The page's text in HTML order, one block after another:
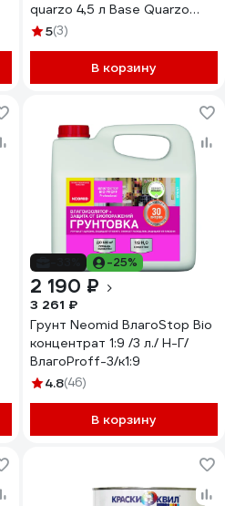
quarzo 4,5 л Base Quarzo
арт.5
5(3)
В корзину
-25%
2 190 ₽
3 261 ₽
Грунт Neomid ВлагоStop Bio
концентрат 1:9 /3 л./ Н-Г/
ВлагоProff-3/к1:9
4.8(46)
В корзину